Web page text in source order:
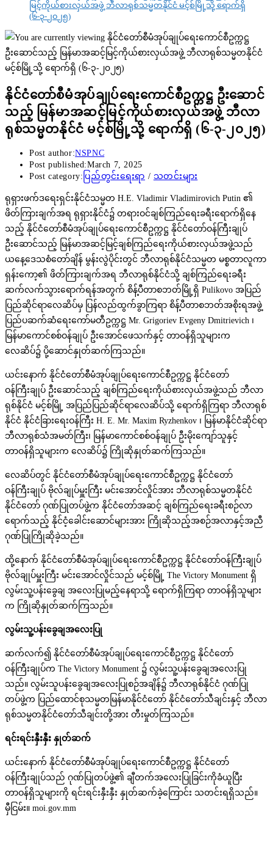
မြင့်ကိုယ်စားလှယ်အဖွဲ့ ဘီလာရုစ်သမ္မတနိုင်ငံ မင့်စ်မြို့သို့ ရောက်ရှိ
(၆-၃-၂၀၂၅)
နိုင်ငံတော်စီမံအုပ်ချုပ်ရေးကောင်စီဥက္ကဋ္ဌ ဦးဆောင်
သည့် မြန်မာအဆင့်မြင့်ကိုယ်စားလှယ်အဖွဲ့ ဘီလာ
ရုစ်သမ္မတနိုင်ငံ မင့်စ်မြို့သို့ ရောက်ရှိ (၆-၃-၂၀၂၅)
Post author:NSPNC
Post published:March 7, 2025
Post category: ပြည်တွင်းရေးရာ / သတင်းများ
ရုရှားဖက်ဒရေးရှင်းနိုင်ငံသမ္မတ H.E. Vladimir Vladimirovich Putin ၏
ဖိတ်ကြားချက်အရ ရုရှားနိုင်ငံ၌ တရားဝင်ချစ်ကြည်ရေးခရီးရောက်ရှိနေ
သည့် နိုင်ငံတော်စီမံအုပ်ချုပ်ရေးကောင်စီဥက္ကဋ္ဌ နိုင်ငံတော်ဝန်ကြီးချုပ်
ဦးဆောင်သည့် မြန်မာအဆင့်မြင့်ချစ်ကြည်ရေးကိုယ်စားလှယ်အဖွဲ့သည်
ယနေ့ဒေသစံတော်ချိန် မွန်းလွဲပိုင်းတွင် ဘီလာရုစ်နိုင်ငံသမ္မတ မစ္စတာလူကာ
ရှန်းကော့၏ ဖိတ်ကြားချက်အရ ဘီလာရုစ်နိုင်ငံသို့ ချစ်ကြည်ရေးခရီး
ဆက်လက်သွားရောက်ရန်အတွက် စိန့်ပီတာစဘတ်မြို့ရှိ Pulikovo အပြည်
ပြည်ဆိုင်ရာလေဆိပ်မှ ပြန်လည်ထွက်ခွာကြရာ စိန့်ပီတာစဘတ်အစိုးရအဖွဲ့
ပြည်ပဆက်ဆံရေးကော်မတီဥက္ကဋ္ဌ Mr. Grigoriev Evgeny Dmitrievich ၊
မြန်မာကောင်စစ်ဝန်ချုပ် ဦးအောင်ဖေသက်နှင့် တာဝန်ရှိသူများက
လေဆိပ်၌ ပို့ဆောင်နှုတ်ဆက်ကြသည်။
ယင်းနောက် နိုင်ငံတော်စီမံအုပ်ချုပ်ရေးကောင်စီဥက္ကဋ္ဌ နိုင်ငံတော်
ဝန်ကြီးချုပ် ဦးဆောင်သည့် ချစ်ကြည်ရေးကိုယ်စားလှယ်အဖွဲ့သည် ဘီလာ
ရုစ်နိုင်ငံ မင့်စ်မြို့ အပြည်ပြည်ဆိုင်ရာလေဆိပ်သို့ ရောက်ရှိကြရာ ဘီလာရုစ်
နိုင်ငံ နိုင်ငံခြားရေးဝန်ကြီး H. E. Mr. Maxim Ryzhenkov ၊ မြန်မာနိုင်ငံဆိုင်ရာ
ဘီလာရုစ်သံအမတ်ကြီး၊ မြန်မာကောင်စစ်ဝန်ချုပ် ဦးမိုးကျော်သူနှင့်
တာဝန်ရှိသူများက လေဆိပ်၌ ကြိုဆိုနှုတ်ဆက်ကြသည်။
လေဆိပ်တွင် နိုင်ငံတော်စီမံအုပ်ချုပ်ရေးကောင်စီဥက္ကဋ္ဌ နိုင်ငံတော်
ဝန်ကြီးချုပ် ဗိုလ်ချုပ်မှူးကြီး မင်းအောင်လှိုင်အား ဘီလာရုစ်သမ္မတနိုင်ငံ
နိုင်ငံတော် ဂုဏ်ပြုတပ်ဖွဲ့က နိုင်ငံတော်အဆင့် ချစ်ကြည်ရေးခရီးစဉ်လာ
ရောက်သည့် နိုင်ငံ့ခေါင်းဆောင်များအား ကြိုဆိုသည့်အစဉ်အလာနှင့်အညီ
ဂုဏ်ပြုကြိုဆိုခဲ့သည်။
ထို့နောက် နိုင်ငံတော်စီမံအုပ်ချုပ်ရေးကောင်စီဥက္ကဋ္ဌ နိုင်ငံတော်ဝန်ကြီးချုပ်
ဗိုလ်ချုပ်မှူးကြီး မင်းအောင်လှိုင်သည် မင့်စ်မြို့ The Victory Monument ရှိ
လွမ်းသူ့ပန်းခွေချ အလေးပြုမည့်နေရာသို့ ရောက်ရှိကြရာ တာဝန်ရှိသူများ
က ကြိုဆိုနှုတ်ဆက်ကြသည်။
လွမ်းသူ့ပန်းခွေချအလေးပြု
ဆက်လက်၍ နိုင်ငံတော်စီမံအုပ်ချုပ်ရေးကောင်စီဥက္ကဋ္ဌ နိုင်ငံတော်
ဝန်ကြီးချုပ်က The Victory Monument ၌ လွမ်းသူ့ပန်းခွေချအလေးပြု
သည်။ လွမ်းသူပန်းခွေချအလေးပြုစဉ်အချိန်၌ ဘီလာရုစ်နိုင်ငံ ဂုဏ်ပြု
တပ်ဖွဲ့က ပြည်ထောင်စုသမ္မတမြန်မာနိုင်ငံတော် နိုင်ငံတော်သီချင်းနှင့် ဘီလာ
ရုစ်သမ္မတနိုင်ငံတော်သီချင်းတို့အား တီးမှုတ်ကြသည်။
ရင်းရင်းနှီးနှီး နှုတ်ဆက်
ယင်းနောက် နိုင်ငံတော်စီမံအုပ်ချုပ်ရေးကောင်စီဥက္ကဋ္ဌ နိုင်ငံတော်
ဝန်ကြီးချုပ်သည် ဂုဏ်ပြုတပ်ဖွဲ့၏ ချီတက်အလေးပြုခြင်းကိုခံယူပြီး
တာဝန်ရှိသူများကို ရင်းရင်းနှီးနှီး နှုတ်ဆက်ခဲ့ကြောင်း သတင်းရရှိသည်။
မှီငြမ်း။ moi.gov.mm